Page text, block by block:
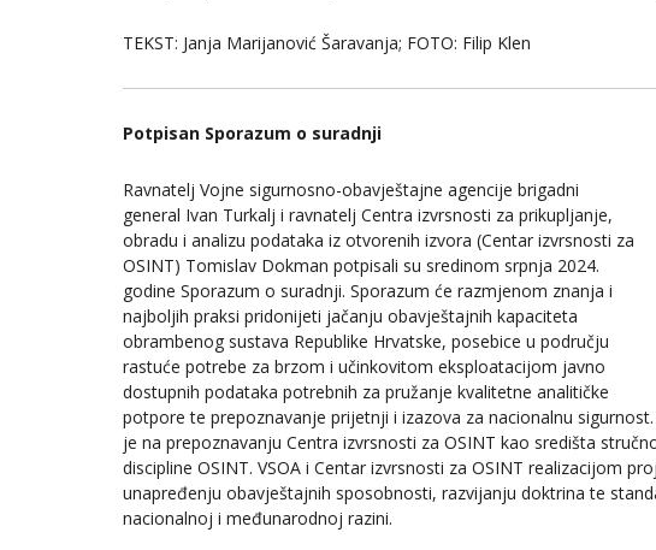
TEKST: Janja Marijanović Šaravanja; FOTO: Filip Klen
Potpisan Sporazum o suradnji
Ravnatelj Vojne sigurnosno-obavještajne agencije brigadni
general Ivan Turkalj i ravnatelj Centra izvrsnosti za prikupljanje,
obradu i analizu podataka iz otvorenih izvora (Centar izvrsnosti za
OSINT) Tomislav Dokman potpisali su sredinom srpnja 2024.
godine Sporazum o suradnji. Sporazum će razmjenom znanja i
najboljih praksi pridonijeti jačanju obavještajnih kapaciteta
obrambenog sustava Republike Hrvatske, posebice u području
rastuće potrebe za brzom i učinkovitom eksploatacijom javno
dostupnih podataka potrebnih za pružanje kvalitetne analitičke
potpore te prepoznavanje prijetnji i izazova za nacionalnu
je na prepoznavanju Centra izvrsnosti za OSINT kao središta
discipline OSINT. VSOA i Centar izvrsnosti za OSINT realizacijom
unapređenju obavještajnih sposobnosti, razvijanju doktrina te
nacionalnoj i međunarodnoj razini.